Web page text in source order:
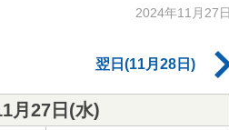
2024年11月27日
翌日(11月28日)
月27日(水)